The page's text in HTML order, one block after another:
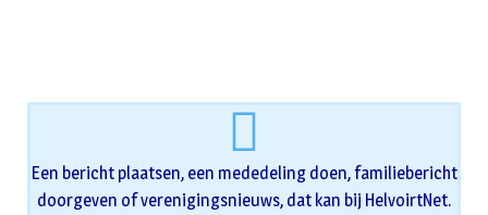
Een bericht plaatsen, een mededeling doen, familiebericht
doorgeven of verenigingsnieuws, dat kan bij HelvoirtNet.